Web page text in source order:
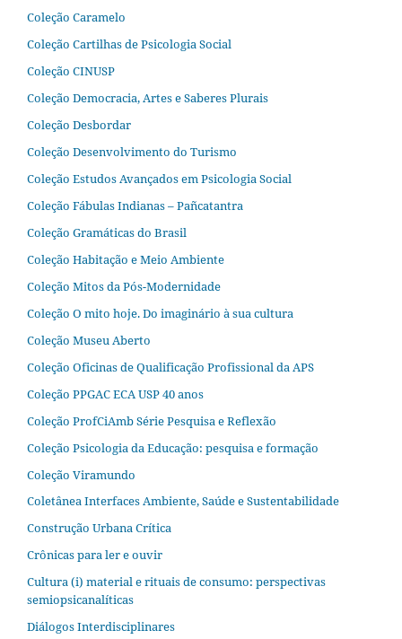
Coleção Caramelo
Coleção Cartilhas de Psicologia Social
Coleção CINUSP
Coleção Democracia, Artes e Saberes Plurais
Coleção Desbordar
Coleção Desenvolvimento do Turismo
Coleção Estudos Avançados em Psicologia Social
Coleção Fábulas Indianas – Pañcatantra
Coleção Gramáticas do Brasil
Coleção Habitação e Meio Ambiente
Coleção Mitos da Pós-Modernidade
Coleção O mito hoje. Do imaginário à sua cultura
Coleção Museu Aberto
Coleção Oficinas de Qualificação Profissional da APS
Coleção PPGAC ECA USP 40 anos
Coleção ProfCiAmb Série Pesquisa e Reflexão
Coleção Psicologia da Educação: pesquisa e formação
Coleção Viramundo
Coletânea Interfaces Ambiente, Saúde e Sustentabilidade
Construção Urbana Crítica
Crônicas para ler e ouvir
Cultura (i) material e rituais de consumo: perspectivas
semiopsicanalíticas
Diálogos Interdisciplinares